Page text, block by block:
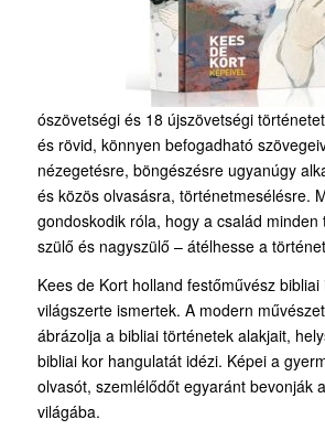
ószövetségi és 18 újszövetségi
és rövid, könnyen befogadható
nézegetésre, böngészésre ugyanúgy
és közös olvasásra, történetmesélésre.
gondoskodik róla, hogy a család minden
szülő és nagyszülő – átélhesse a
Kees de Kort holland festőművész bibliai
világszerte ismertek. A modern
ábrázolja a bibliai történetek alakjait,
bibliai kor hangulatát idézi. Képei a
olvasót, szemlélődőt egyaránt bevonják
világába.